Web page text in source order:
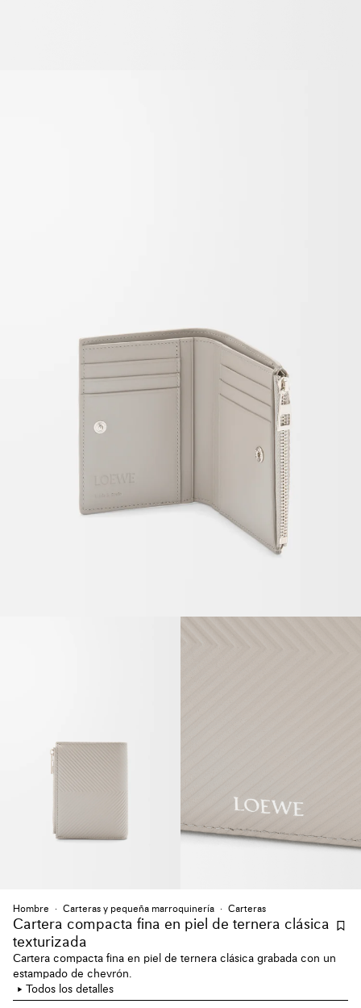
Hombre Carteras y pequeña marroquinería Carteras
Cartera compacta fina en piel de ternera clásica
texturizada
Cartera compacta fina en piel de ternera clásica grabada con un
estampado de chevrón.
Todos los detalles